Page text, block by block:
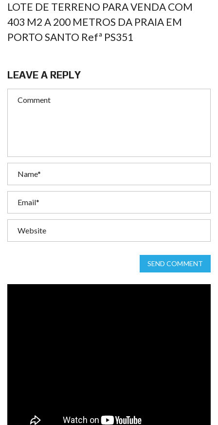
LOTE DE TERRENO PARA VENDA COM
403 M2 A 200 METROS DA PRAIA EM
PORTO SANTO Refª PS351
LEAVE A REPLY
SEND COMMENT